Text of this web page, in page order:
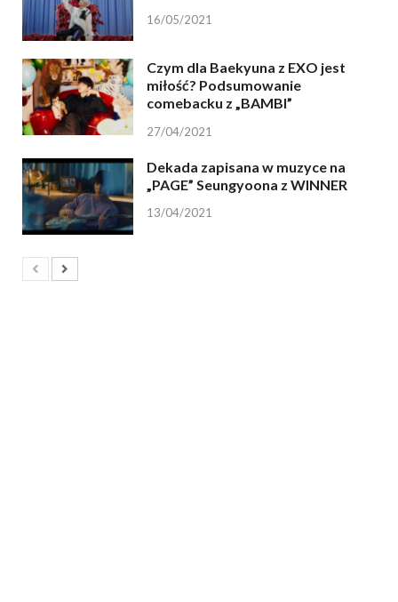
16/05/2021
Czym dla Baekyuna z EXO jest
miłość? Podsumowanie
comebacku z „BAMBI”
27/04/2021
Dekada zapisana w muzyce na
„PAGE” Seungyoona z WINNER
13/04/2021